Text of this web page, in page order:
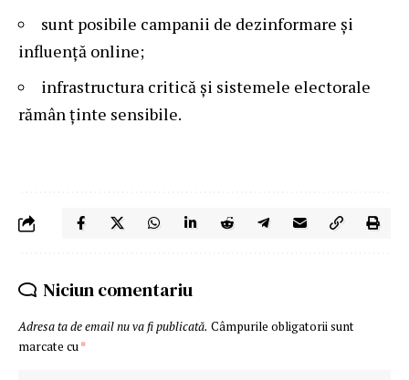
sunt posibile campanii de dezinformare și
influență online;
infrastructura critică și sistemele electorale
rămân ținte sensibile.
Niciun comentariu
Adresa ta de email nu va fi publicată. Câmpurile obligatorii sunt
marcate cu*